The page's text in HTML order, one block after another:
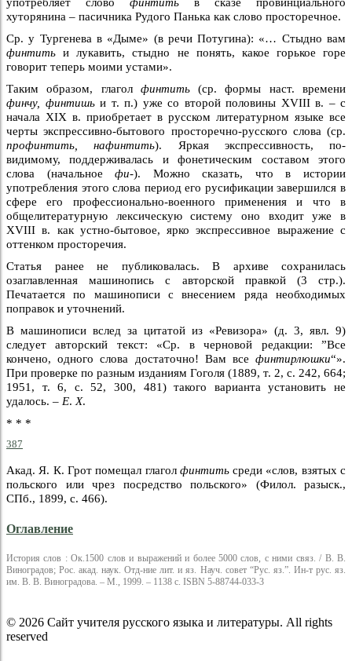
хуторянина – пасичника Рудого Панька как слово просторечное.
Ср. у Тургенева в «Дыме» (в речи Потугина): «… Стыдно вам
финтить и лукавить, стыдно не понять, какое горькое горе
говорит теперь моими устами».
Таким образом, глагол финтить(ср. формы наст. времени
финчу, финтишьи т. п.) уже со второй половины XVIII в. – с
начала XIX в. приобретает в русском литературном языке все
черты экспрессивно-бытового просторечно-русского слова (ср.
профинтить, нафинтить). Яркая экспрессивность, по-
видимому, поддерживалась и фонетическим составом этого
слова (начальноефи-). Можно сказать, что в истории
употребления этого слова период его русификации завершился в
сфере его профессионально-военного применения и что в
общелитературную лексическую систему оно входит уже в
XVIII в. как устно-бытовое, ярко экспрессивное выражение с
оттенком просторечия.
Статья ранее не публиковалась. В архиве сохранилась
озаглавленная машинопись с авторской правкой (3 стр.).
Печатается по машинописи с внесением ряда необходимых
поправок и уточнений.
В машинописи вслед за цитатой из «Ревизора» (д. 3, явл. 9)
следует авторский текст: «Ср. в черновой редакции: ”Все
кончено, одного слова достаточно! Вам все финтирлюшки“».
При проверке по разным изданиям Гоголя (1889, т. 2, с. 242, 664;
1951, т. 6, с. 52, 300, 481) такого варианта установить не
удалось. – Е. X.
* * *
387
Акад. Я. К. Грот помещал глагол финтитьсреди «слов, взятых с
польского или чрез посредство польского» (Филол. разыск.,
СПб., 1899, с. 466).
Оглавление
История слов : Ок.1500 слов и выражений и более 5000 слов, с ними связ. / В. В.
Виноградов; Рос. акад. наук. Отд-ние лит. и яз. Науч. совет “Рус. яз.”. Ин-т рус. яз.
им. В. В. Виноградова. – М., 1999. – 1138 с. ISBN 5-88744-033-3
© 2026 Сайт учителя русского языка и литературы. All rights
reserved